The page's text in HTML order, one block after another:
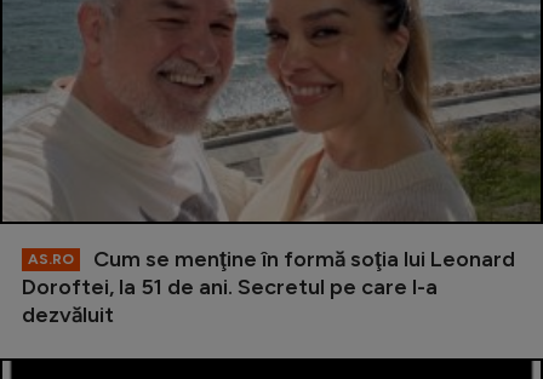
AS.RO
Cum se menţine în formă soţia lui Leonard
Doroftei, la 51 de ani. Secretul pe care l-a
dezvăluit